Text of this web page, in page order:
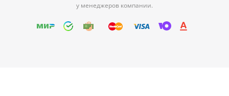
у менеджеров компании.